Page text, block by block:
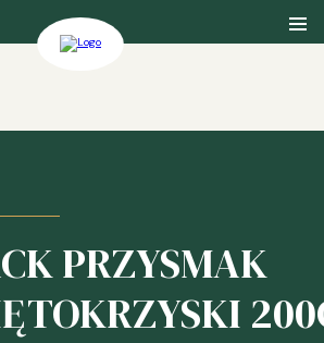
Our History
Our Awards
PRZYSMAK